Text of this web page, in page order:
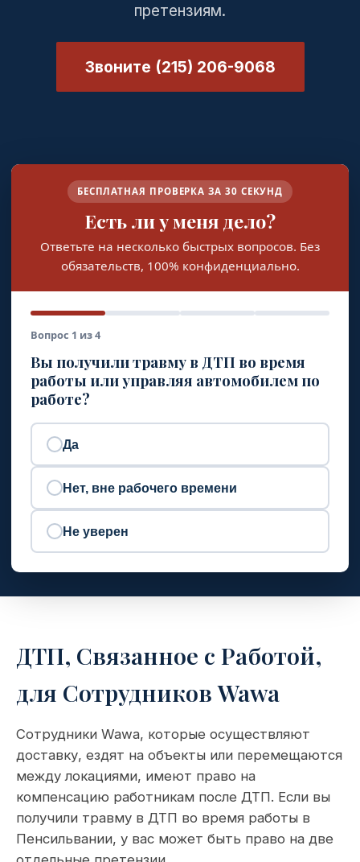
претензиям.
Звоните (215) 206-9068
БЕСПЛАТНАЯ ПРОВЕРКА ЗА 30 СЕКУНД
Есть ли у меня дело?
Ответьте на несколько быстрых вопросов. Без
обязательств, 100% конфиденциально.
Вопрос 1 из 4
Вы получили травму в ДТП во время
работы или управляя автомобилем по
работе?
Да
Нет, вне рабочего времени
Не уверен
ДТП, Связанное с Работой,
для Сотрудников Wawa
Сотрудники Wawa, которые осуществляют
доставку, ездят на объекты или перемещаются
между локациями, имеют право на
компенсацию работникам после ДТП. Если вы
получили травму в ДТП во время работы в
Пенсильвании, у вас может быть право на две